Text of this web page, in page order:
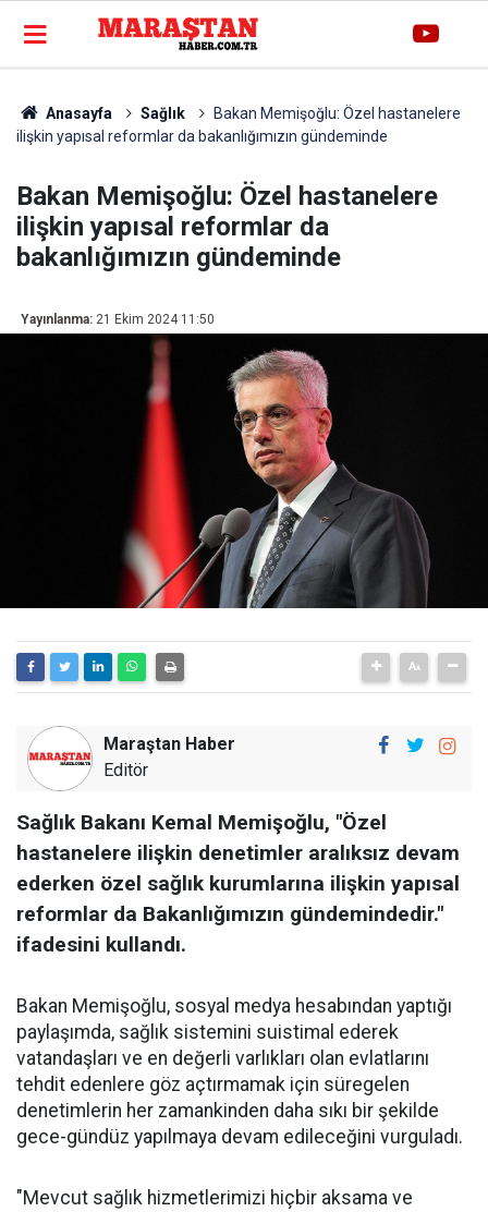
Anasayfa Sağlık
Bakan Memişoğlu: Özel hastanelere
ilişkin yapısal reformlar da bakanlığımızın gündeminde
Bakan Memişoğlu: Özel hastanelere
ilişkin yapısal reformlar da
bakanlığımızın gündeminde
Yayınlanma: 21 Ekim 2024 11:50
Maraştan Haber
Editör
Sağlık Bakanı Kemal Memişoğlu, "Özel
hastanelere ilişkin denetimler aralıksız devam
ederken özel sağlık kurumlarına ilişkin yapısal
reformlar da Bakanlığımızın gündemindedir."
ifadesini kullandı.
Bakan Memişoğlu, sosyal medya hesabından yaptığı
paylaşımda, sağlık sistemini suistimal ederek
vatandaşları ve en değerli varlıkları olan evlatlarını
tehdit edenlere göz açtırmamak için süregelen
denetimlerin her zamankinden daha sıkı bir şekilde
gece-gündüz yapılmaya devam edileceğini vurguladı.
"Mevcut sağlık hizmetlerimizi hiçbir aksama ve